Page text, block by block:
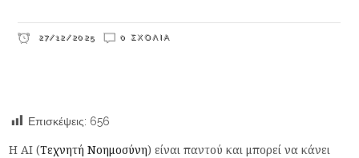
27/12/2025 0 ΣΧΌΛΙΑ
Επισκέψεις: 656
Η AI (Τεχνητή Νοημοσύνη) είναι παντού και μπορεί να κάνει